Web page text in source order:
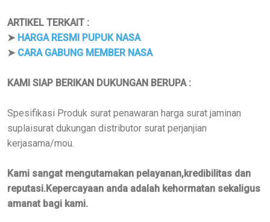
ARTIKEL TERKAIT :
➤ HARGA RESMI PUPUK NASA
➤CARA GABUNG MEMBER NASA
KAMI SIAP BERIKAN DUKUNGAN BERUPA :
Spesifikasi Produk surat penawaran harga surat jaminan
suplaisurat dukungan distributor surat perjanjian
kerjasama/mou.
Kami sangat mengutamakan pelayanan,kredibilitas dan
reputasi.Kepercayaan anda adalah kehormatan sekaligus
amanat bagi kami.